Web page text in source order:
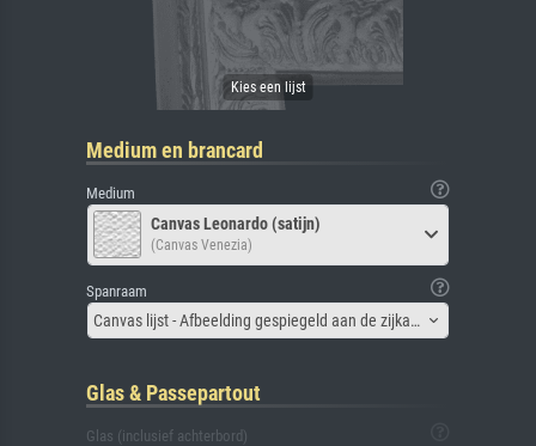
Medium en brancard
Medium
Canvas Leonardo (satijn)
(Canvas Venezia)
Spanraam
Canvas lijst - Afbeelding gespiegeld aan de zijkant
Glas & Passepartout
Glas (inclusief achterbord)